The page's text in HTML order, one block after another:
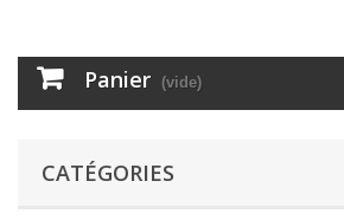
Panier (vide)
CATÉGORIES